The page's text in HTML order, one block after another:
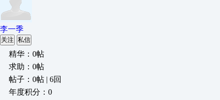
李一季
关注 私信
精华：0帖
求助：0帖
帖子：0帖 | 6回
年度积分：0